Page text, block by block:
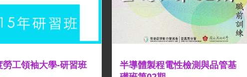
勞工領袖大學-研習班
半導體製程電性檢測與品管基